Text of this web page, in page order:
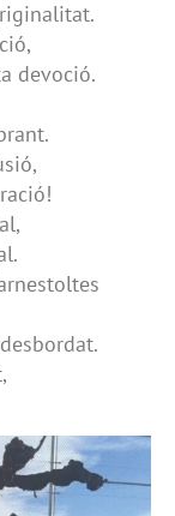
devoció.